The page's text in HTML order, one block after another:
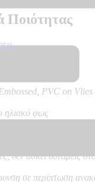
Ποιότητας
PVC on Vlies
ηλιακό φως
δεν ασκεί δυνάμεις
σε περίπτωση